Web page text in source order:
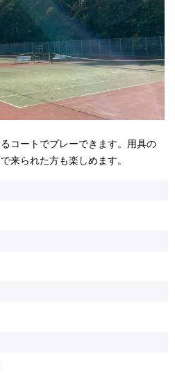
コートでプレーできます。用具の
来られた方も楽しめます。